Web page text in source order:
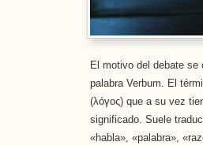
El motivo del debate
palabra Verbum. El
(λóγος) que a su vez
significado. Suele
«habla», «palabra»,